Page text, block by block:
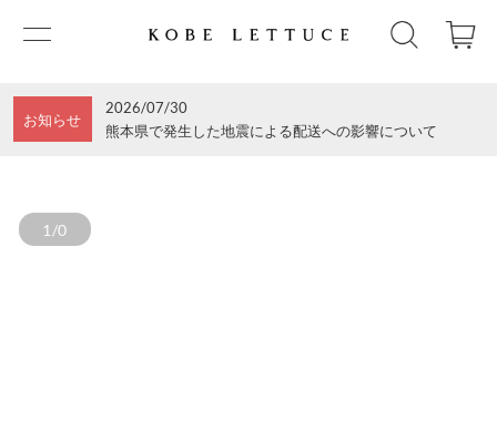
お知らせ
2026/07/30
熊本県で発生した地震による配送への影響について
1/0